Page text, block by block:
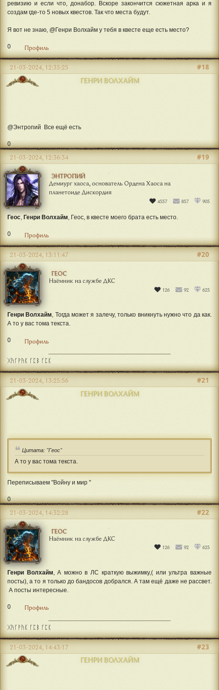
ЭНТРОПИЙ
Демиург хаоса, основатель Ордена Хаоса на
4557 857
Геос
, у меня пока все ветки вроде заполнены, но я потом сделаю
ревизию и если что, донабор. Вскоре закончится сюжетная арка и я
создам где-то 5 новых квестов. Так что места будут.
Я вот не знаю, @Генри Волхайм у тебя в квесте еще есть место?
ГЕНРИ ВОЛХАЙМ
@Энтропий Все ещё есть
0
планетоиде Дискордия
905
21-03-2024, 12:36:34
Геос,Генри Волхайм , Геос, в квесте моего брата есть место.
0 Профиль
ГЕОС
21-03-2024, 13:11:47
Генри Волхайм, Тогда может я залечу, только вникнуть нужно что да как.
А то у вас тома текста.
Профиль
Цитата: "Геос"
А то у вас тома текста.
Переписываем "Войну и мир "
0
ГЕОС
Наёмник на службе ДКС
21-03-2024, 14:32:28
Генри Волхайм
посты), а то я только до бандосов добрался. А там ещё даже не рассвет.
А посты интересные.
Профиль